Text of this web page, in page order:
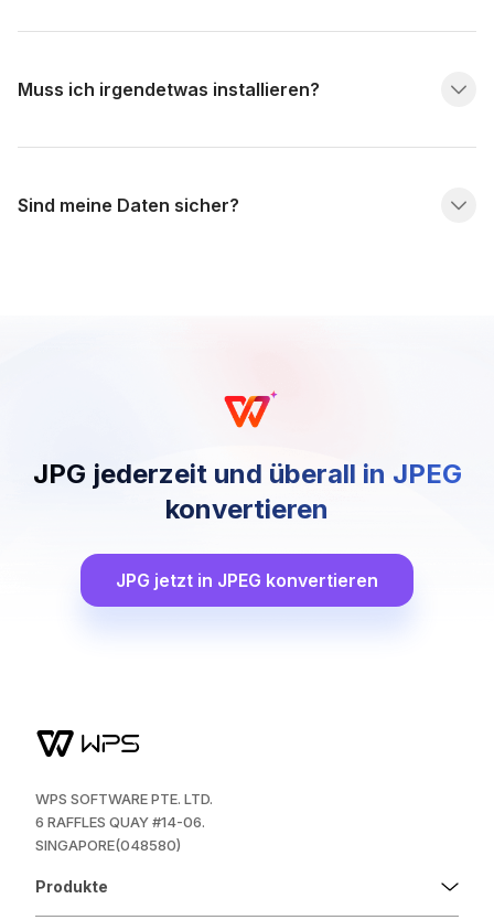
Muss ich irgendetwas installieren?
Sind meine Daten sicher?
JPG jederzeit und überall in JPEG
konvertieren
JPG jetzt in JPEG konvertieren
WPS SOFTWARE PTE. LTD.
6 RAFFLES QUAY #14-06.
SINGAPORE(048580)
Produkte